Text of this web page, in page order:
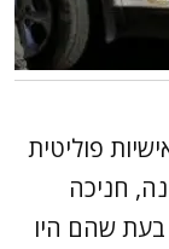
פוליטית
חניכה
שהם היו